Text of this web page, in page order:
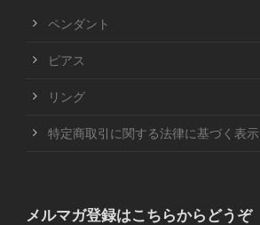
ペンダント
ピアス
リング
特定商取引に関する法律に基づく表示
メルマガ登録はこちらからどうぞ